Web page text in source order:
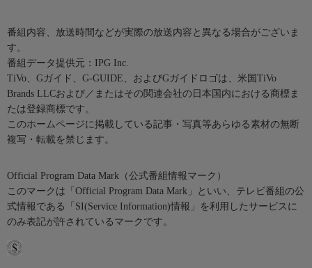
番組内容、放送時間などが実際の放送内容と異なる場合がございま
す。
番組データ提供元：IPG Inc.
TiVo、Gガイド、G-GUIDE、およびGガイドロゴは、米国TiVo
Brands LLCおよび／またはその関連会社の日本国内における商標ま
たは登録商標です。
このホームページに掲載している記事・写真等あらゆる素材の無断
複写・転載を禁じます。
Official Program Data Mark（公式番組情報マーク）
このマークは「Official Program Data Mark」といい、テレビ番組の公
式情報である「SI(Service Information)情報」を利用したサービスに
のみ表記が許されているマークです。